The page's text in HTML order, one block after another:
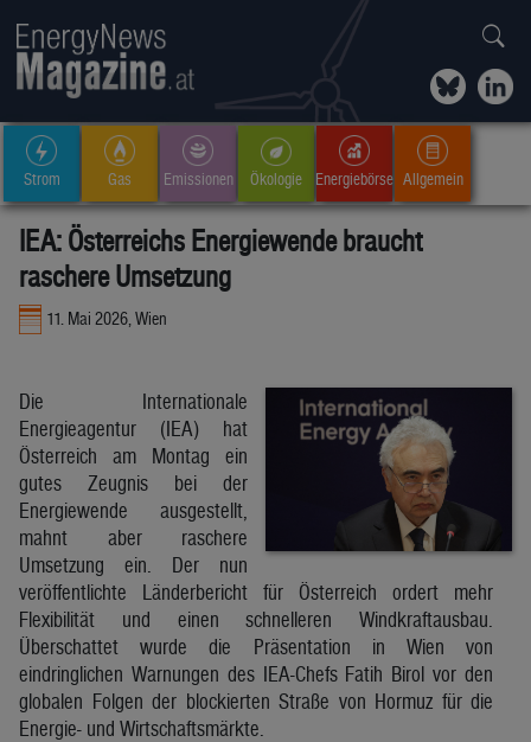
Strom Gas Emissionen Ökologie Energiebörse Allgemein
IEA: Österreichs Energiewende braucht
raschere Umsetzung
11. Mai 2026, Wien
Die Internationale
Energieagentur (IEA) hat
Österreich am Montag ein
gutes Zeugnis bei der
Energiewende ausgestellt,
mahnt aber raschere
Umsetzung ein. Der nun
veröffentlichte Länderbericht für Österreich ordert mehr
Flexibilität und einen schnelleren Windkraftausbau.
Überschattet wurde die Präsentation in Wien von
eindringlichen Warnungen des IEA-Chefs Fatih Birol vor den
globalen Folgen der blockierten Straße von Hormuz für die
Energie- und Wirtschaftsmärkte.